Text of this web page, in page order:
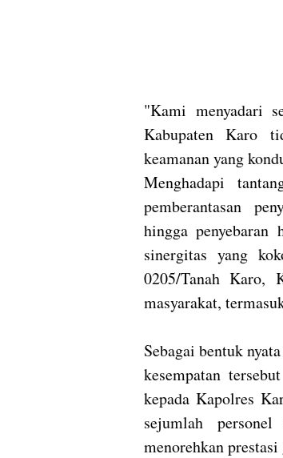
​"Kami menyadari
Kabupaten Karo
keamanan yang
​Menghadapi
pemberantasan
hingga penyebaran
sinergitas yang
0205/Tanah Karo,
masyarakat,
​Sebagai bentuk
kesempatan
kepada Kapolres
sejumlah
menorehkan